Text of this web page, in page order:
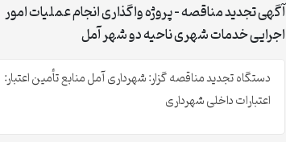
آگهی تجدید مناقصه - پروژه واگذاری انجام عملیات امور
اجرایی خدمات شهری ناحیه دو شهر آمل
دستگاه تجدید مناقصه گزار: شهرداری آمل منابع تأمین اعتبار:
اعتبارات داخلی شهرداری